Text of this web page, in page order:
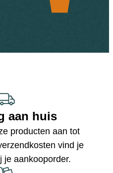
aan huis
producten aan tot
vind je
je aankooporder.